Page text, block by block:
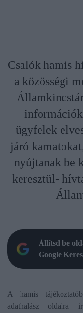
Csalók hamis
a közösségi
ügyfelek
járó
nyújtanak be
keresztül-
Állítsd be
Google
A hamis
adathalász oldalra